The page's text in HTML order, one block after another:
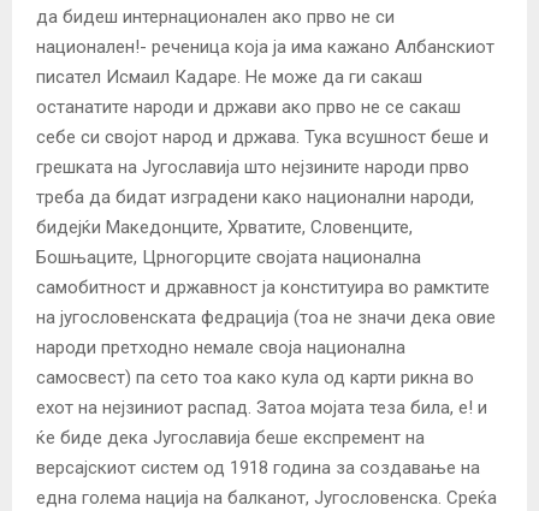
да бидеш интернационален ако прво не си
национален!- реченица која ја има кажано Албанскиот
писател Исмаил Кадаре. Не може да ги сакаш
останатите народи и држави ако прво не се сакаш
себе си својот народ и држава. Тука всушност беше и
грешката на Југославија што нејзините народи прво
треба да бидат изградени како национални народи,
бидејќи Македонците, Хрватите, Словенците,
Бошњаците, Црногорците својата национална
самобитност и државност ја конституира во рамктите
на југословенската федрација (тоа не значи дека овие
народи претходно немале своја национална
самосвест) па сето тоа како кула од карти рикна во
ехот на нејзиниот распад. Затоа мојата теза била, е! и
ќе биде дека Југославија беше експремент на
версајскиот систем од 1918 година за создавање на
една голема нација на балканот, Југословенска. Среќа